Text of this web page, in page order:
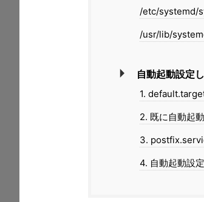
/etc/systemd/
/usr/lib/
自動起動設定
1.
2. 既に自動起
3.
4. 自動起動設